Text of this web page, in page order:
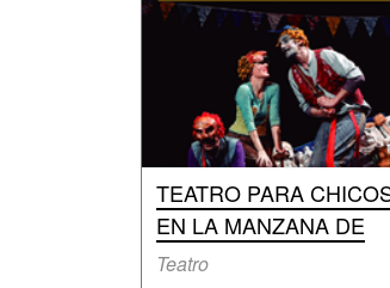
TEATRO PARA
EN LA MANZANA DE
Teatro